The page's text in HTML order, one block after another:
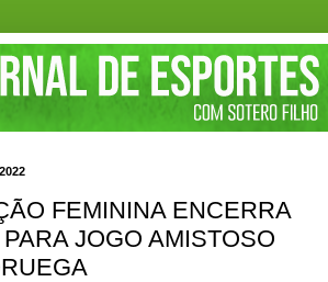
FEMININA ENCERRA
JOGO AMISTOSO